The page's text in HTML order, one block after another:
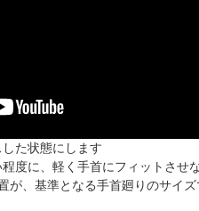
た状態にします
度に、軽く手首にフィットさせ
が、基準となる手首廻りのサイズ